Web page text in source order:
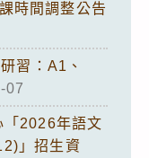
時間調整公告
習：A1、
07
「2026年語文
」招生資